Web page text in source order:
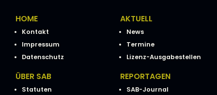
HOME
Kontakt
Impressum
Datenschutz
AKTUELL
News
Termine
Lizenz-Ausgabestellen
ÜBER SAB
Statuten
REPORTAGEN
SAB-Journal